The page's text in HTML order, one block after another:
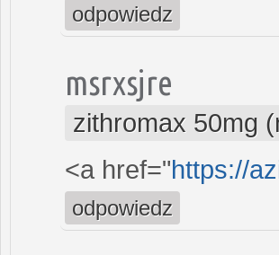
odpowiedz
msrxsjre
zithromax 50mg
<a href="https://
odpowiedz